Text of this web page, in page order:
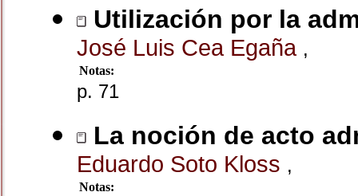
Utilización por la
José Luis Cea Egaña ,
Notas:
p. 71
La noción de acto
Eduardo Soto Kloss ,
Notas: